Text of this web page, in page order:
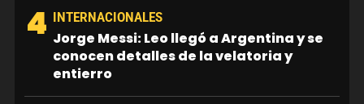
4 INTERNACIONALES
Jorge Messi: Leo llegó a Argentina y se
conocen detalles de la velatoria y
entierro